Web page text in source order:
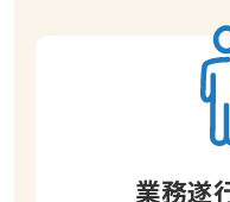
業務遂